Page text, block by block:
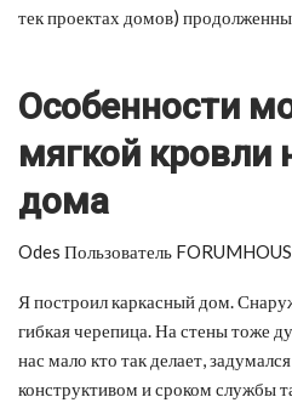
тек проектах домов)
Особенности
мягкой кровли
дома
Odes Пользователь
Я построил каркасный дом.
гибкая черепица. На стены тоже
нас мало кто так делает,
конструктивом и сроком службы